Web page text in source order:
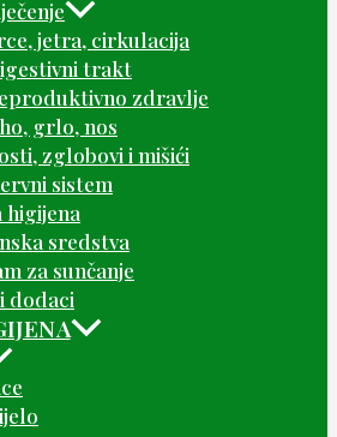
jetra, cirkulacija
trakt
zdravlje
grlo, nos
zglobovi i mišići
sistem
higijena
sredstva
za sunčanje
dodaci